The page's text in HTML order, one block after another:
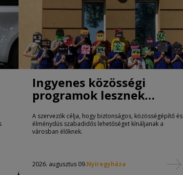
Ingyenes közösségi
programok lesznek
Nyíregyházán
A szervezők célja, hogy biztonságos, közösségépítő és
élménydús szabadidős lehetőséget kínáljanak a
városban élőknek.
2026. augusztus 09.Nyíregyháza